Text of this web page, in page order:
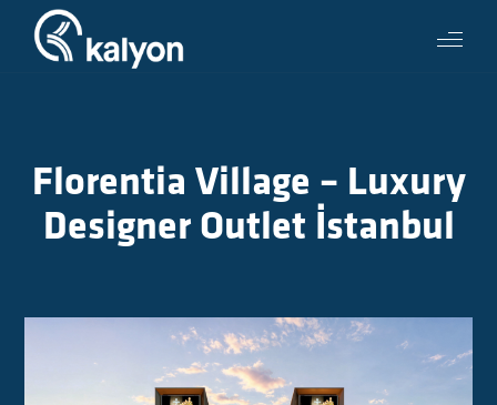
Florentia Village – Luxury
Designer Outlet İstanbul